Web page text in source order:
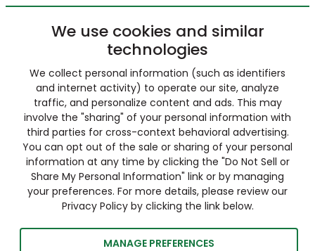
We use cookies and similar
technologies
We collect personal information (such as identifiers
and internet activity) to operate our site, analyze
traffic, and personalize content and ads. This may
involve the "sharing" of your personal information with
third parties for cross-context behavioral advertising.
You can opt out of the sale or sharing of your personal
information at any time by clicking the "Do Not Sell or
Share My Personal Information" link or by managing
your preferences. For more details, please review our
Privacy Policy by clicking the link below.
MANAGE PREFERENCES